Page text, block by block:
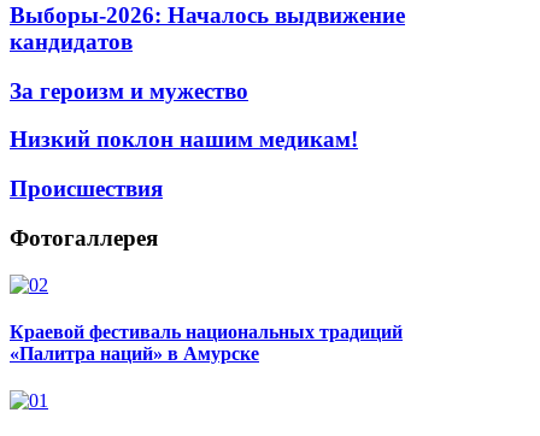
Выборы-2026: Началось выдвижение
кандидатов
За героизм и мужество
Низкий поклон нашим медикам!
Происшествия
Фотогаллерея
Краевой фестиваль национальных традиций
«Палитра наций» в Амурске